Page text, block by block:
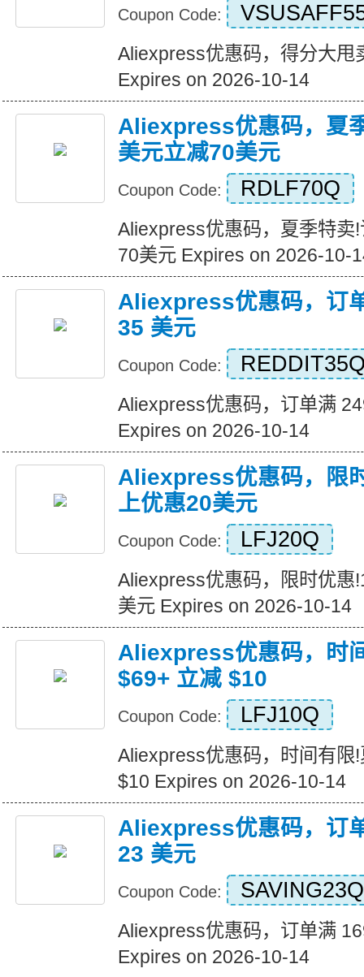
Coupon Code:
Aliexpress优惠码，得分大甩
Expires on 2026-10-14
Aliexpress优惠码，夏
美元立减70美元
Coupon Code: RDLF70Q
Aliexpress优惠码，夏季特卖
70美元 Expires on 2026-10-
Aliexpress优惠码，订
35 美元
Coupon Code:
Aliexpress优惠码，订单满
Expires on 2026-10-14
Aliexpress优惠码，限
上优惠20美元
Coupon Code: LFJ20Q
Aliexpress优惠码，限时优惠
美元 Expires on 2026-10-14
Aliexpress优惠码，时
$69+ 立减 $10
Coupon Code: LFJ10Q
Aliexpress优惠码，时间有限
$10 Expires on 2026-10-14
Aliexpress优惠码，订
23 美元
Coupon Code: SAVING23Q
Aliexpress优惠码，订单满
Expires on 2026-10-14